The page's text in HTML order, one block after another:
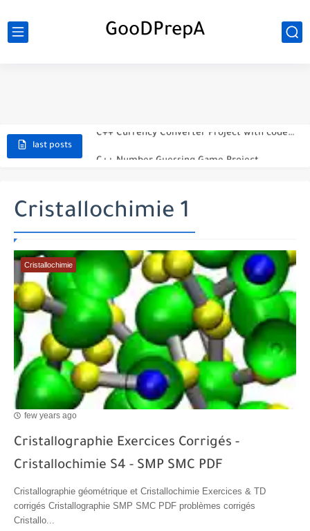
GooDPrepA
last posts
C++ Simple Text Editor Project
La Communication Oral en PDF
366 jours pour mieux vous exprimer en français en PDF
Transformations spontanées dans les piles et production d'énergie 2bac
Chute libre verticale d’un solide
Cristallochimie 1
Cristallochimie
few years ago
Cristallographie Exercices Corrigés -
Cristallochimie S4 - SMP SMC PDF
Cristallographie géométrique et Cristallochimie Exercices & TD
corrigés Cristallographie SMP SMC PDF problèmes corrigés
Cristallo...